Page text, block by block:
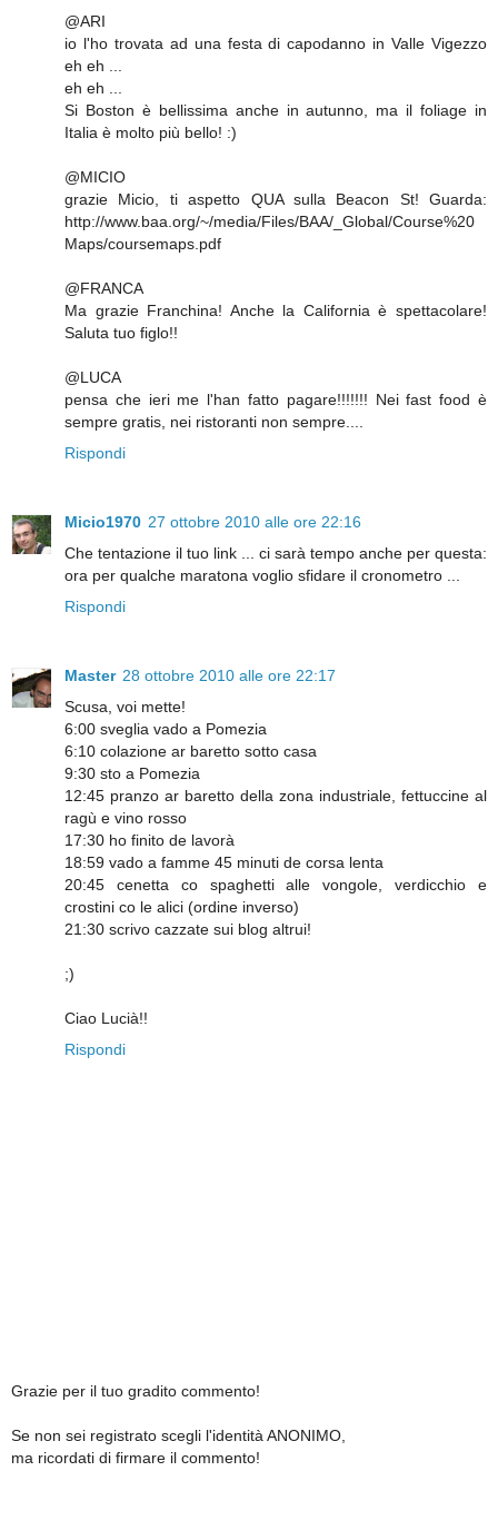
@ARI
io l'ho trovata ad una festa di capodanno in Valle Vigezzo
eh eh ...
eh eh ...
Si Boston è bellissima anche in autunno, ma il foliage in
Italia è molto più bello! :)
@MICIO
grazie Micio, ti aspetto QUA sulla Beacon St! Guarda:
http://www.baa.org/~/media/Files/BAA/_Global/Course%20
Maps/coursemaps.pdf
@FRANCA
Ma grazie Franchina! Anche la California è spettacolare!
Saluta tuo figlo!!
@LUCA
pensa che ieri me l'han fatto pagare!!!!!!! Nei fast food è
sempre gratis, nei ristoranti non sempre....
Rispondi
Micio1970 27 ottobre 2010 alle ore 22:16
Che tentazione il tuo link ... ci sarà tempo anche per questa:
ora per qualche maratona voglio sfidare il cronometro ...
Rispondi
Master 28 ottobre 2010 alle ore 22:17
Scusa, voi mette!
6:00 sveglia vado a Pomezia
6:10 colazione ar baretto sotto casa
9:30 sto a Pomezia
12:45 pranzo ar baretto della zona industriale, fettuccine al
ragù e vino rosso
17:30 ho finito de lavorà
18:59 vado a famme 45 minuti de corsa lenta
20:45 cenetta co spaghetti alle vongole, verdicchio e
crostini co le alici (ordine inverso)
21:30 scrivo cazzate sui blog altrui!
;)
Ciao Lucià!!
Rispondi
Grazie per il tuo gradito commento!
Se non sei registrato scegli l'identità ANONIMO,
ma ricordati di firmare il commento!